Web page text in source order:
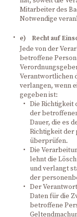
Mitarbeiter des
Notwendige
e) Recht auf
Jede von der
betroffene Person
Verantwortlichen
verlangen, wenn
gegeben ist:
Die Richtigkeit
der
Dauer, die es
Richtigkeit der
überprüfen.
Die
lehnt die
und verlangt
der
Der
Daten für die
betroffene